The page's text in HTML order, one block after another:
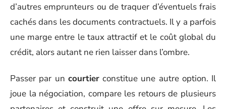
d’autres emprunteurs ou de traquer d’éventuels frais
cachés dans les documents contractuels. Il y a parfois
une marge entre le taux attractif et le coût global du
crédit, alors autant ne rien laisser dans l’ombre.
Passer par un courtierconstitue une autre option. Il
joue la négociation, compare les retours de plusieurs